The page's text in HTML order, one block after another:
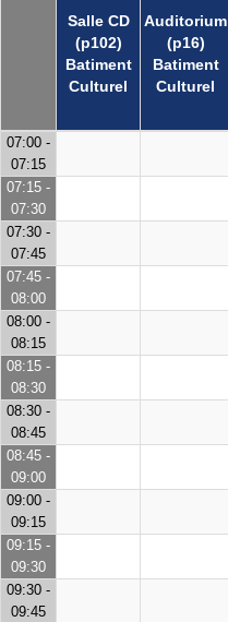
Salle CD
(p102)
Batiment
Culturel
Auditorium
(p16)
Batiment
Culturel
07:00 -
07:15
07:15 -
07:30
07:30 -
07:45
07:45 -
08:00
08:00 -
08:15
08:15 -
08:30
08:30 -
08:45
08:45 -
09:00
09:00 -
09:15
09:15 -
09:30
09:30 -
09:45